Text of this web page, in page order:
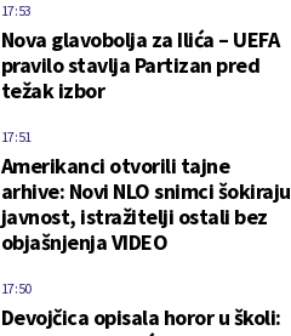
Nova glavobolja za Ilića – UEFA
pravilo stavlja Partizan pred
težak izbor
17:53
Amerikanci otvorili tajne
arhive: Novi NLO snimci šokiraju
javnost, istražitelji ostali bez
objašnjenja VIDEO
17:51
Devojčica opisala horor u školi:
17:50